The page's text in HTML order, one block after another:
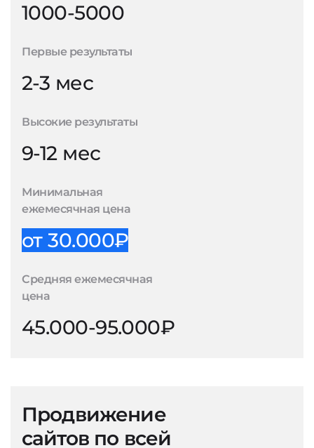
1000-5000
Первые результаты
2-3 мес
Высокие результаты
9-12 мес
Минимальная
ежемесячная цена
от 30.000₽
Средняя ежемесячная
цена
45.000-95.000₽
Продвижение
сайтов по всей